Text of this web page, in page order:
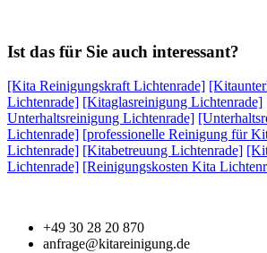
Ist das für Sie auch interessant?
[Kita Reinigungskraft Lichtenrade]
Lichtenrade] [Kitaglasreinigung Lichtenrade]
Unterhaltsreinigung Lichtenrade]
Lichtenrade] [professionelle Reinigung für
Lichtenrade] [Kitabetreuung Lichtenrade]
Lichtenrade] [Reinigungskosten Kita
+49 30 28 20 870
anfrage@kitareinigung.de